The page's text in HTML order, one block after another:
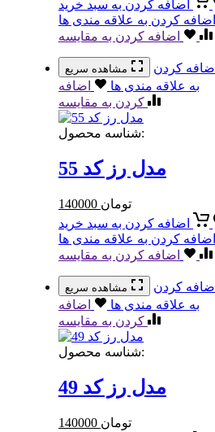
اضافه کردن به سبد خرید
اضافه کردن به علاقه مندی ها
اضافه کردن به مقایسه
مشاهده سریع
اضافه کردن
به علاقه مندی ها
اضافه
کردن به مقایسه
شناسه محصول:
مدل رز کد 55
140000 تومان
اضافه کردن به سبد خرید
اضافه کردن به علاقه مندی ها
اضافه کردن به مقایسه
مشاهده سریع
اضافه کردن
به علاقه مندی ها
اضافه
کردن به مقایسه
شناسه محصول:
مدل رز کد 49
140000 تومان